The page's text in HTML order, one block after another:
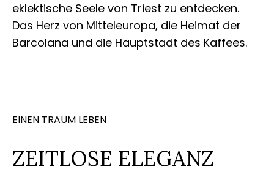
eklektische Seele von Triest zu entdecken.
Das Herz von Mitteleuropa, die Heimat der
Barcolana und die Hauptstadt des Kaffees.
EINEN TRAUM LEBEN
ZEITLOSE ELEGANZ